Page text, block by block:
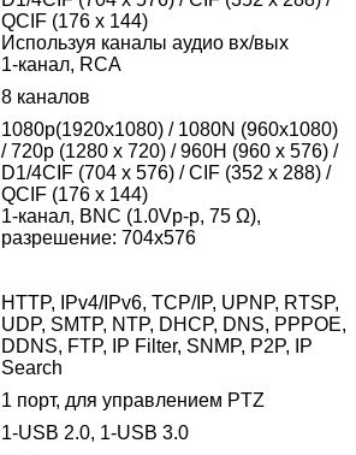
QCIF (176 х 144)
Используя каналы аудио вх/вых
1-канал, RCA
8 каналов
1080p(1920х1080) / 1080N (960x1080)
/ 720p (1280 х 720) / 960H (960 х 576) /
D1/4CIF (704 х 576) / CIF (352 х 288) /
QCIF (176 х 144)
1-канал, BNC (1.0Vp-p, 75 Ω),
разрешение: 704х576
HTTP, IPv4/IPv6, TCP/IP, UPNP, RTSP,
UDP, SMTP, NTP, DHCP, DNS, PPPOE,
DDNS, FTP, IP Filter, SNMP, P2P, IP
Search
1 порт, для управлением PTZ
1-USB 2.0, 1-USB 3.0